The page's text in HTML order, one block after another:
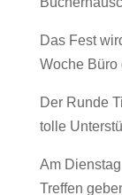
Das Fest
Woche Büro
Der Runde
tolle
Am
Treffen